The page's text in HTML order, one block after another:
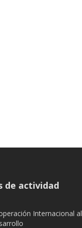
de actividad
Internacional al